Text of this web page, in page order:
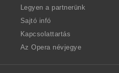
Legyen a partnerünk
Sajtó infó
Kapcsolattartás
Az Opera névjegye